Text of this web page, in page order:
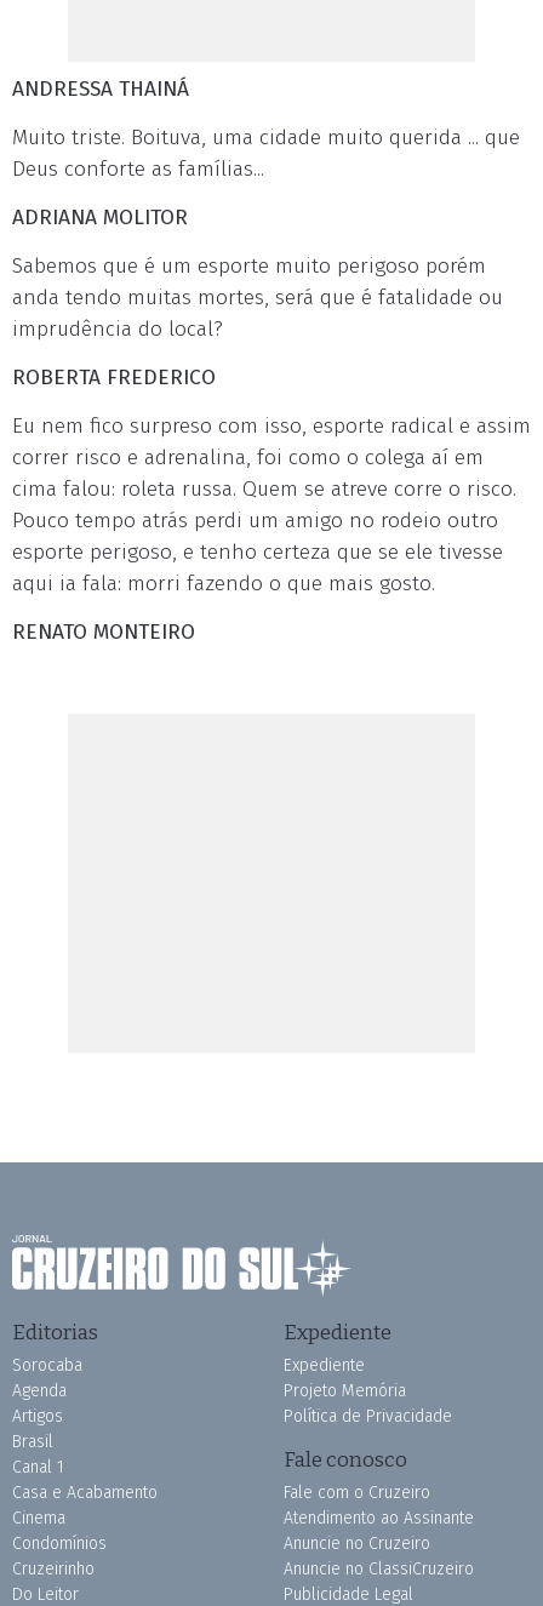
ANDRESSA THAINÁ
Muito triste. Boituva, uma cidade muito querida ... que
Deus conforte as famílias...
ADRIANA MOLITOR
Sabemos que é um esporte muito perigoso porém
anda tendo muitas mortes, será que é fatalidade ou
imprudência do local?
ROBERTA FREDERICO
Eu nem fico surpreso com isso, esporte radical e assim
correr risco e adrenalina, foi como o colega aí em
cima falou: roleta russa. Quem se atreve corre o risco.
Pouco tempo atrás perdi um amigo no rodeio outro
esporte perigoso, e tenho certeza que se ele tivesse
aqui ia fala: morri fazendo o que mais gosto.
RENATO MONTEIRO
Editorias
Sorocaba
Agenda
Artigos
Brasil
Canal 1
Casa e Acabamento
Cinema
Condomínios
Cruzeirinho
Do Leitor
Expediente
Expediente
Projeto Memória
Política de Privacidade
Fale conosco
Fale com o Cruzeiro
Atendimento ao Assinante
Anuncie no Cruzeiro
Anuncie no ClassiCruzeiro
Publicidade Legal